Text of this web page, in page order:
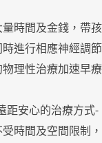
時間及金錢，帶孩
進行相應神經調節
理性治療加速早療
距安心的治療方式-
時間及空間限制，